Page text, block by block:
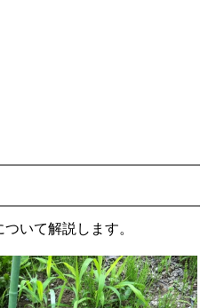
いて解説します。